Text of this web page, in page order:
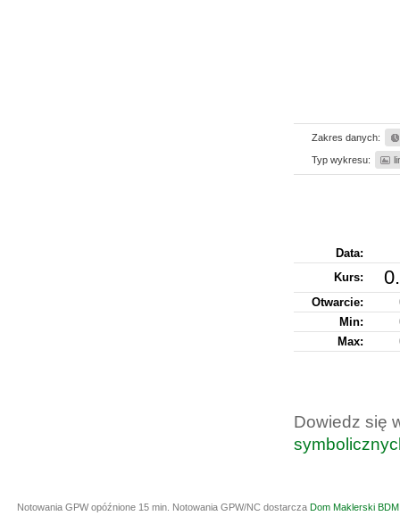
Zakres danych:
Typ wykresu:
Data:
Kurs:
Otwarcie:
Min:
Max:
Dowiedz się
Notowania GPW opóźnione 15 min. Notowania GPW/NC dostarcza Dom Maklerski